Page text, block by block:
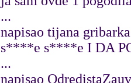
...
napisao tijana
s****e s****e I DA
...
napisao